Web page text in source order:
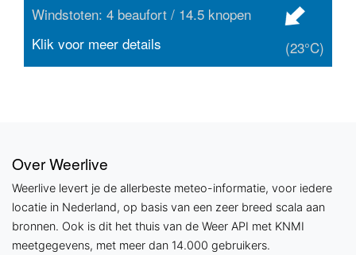
Windstoten: 4 beaufort / 14.5 knopen
(23°C)
Klik voor meer details
Over Weerlive
Weerlive levert je de allerbeste meteo-informatie, voor iedere
locatie in Nederland, op basis van een zeer breed scala aan
bronnen. Ook is dit het thuis van de Weer API met KNMI
meetgegevens, met meer dan 14.000 gebruikers.